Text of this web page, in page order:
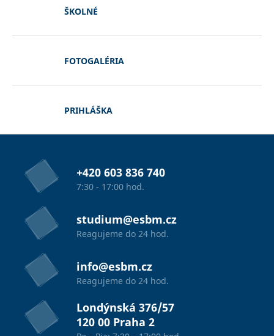
ŠKOLNÉ
FOTOGALÉRIA
PRIHLÁŠKA
+420 603 836 740
7:30 - 17:00 hod.
studium@esbm.cz
Reagujeme do 24 hod.
info@esbm.cz
Reagujeme do 24 hod.
Londýnská 376/57
120 00 Praha 2